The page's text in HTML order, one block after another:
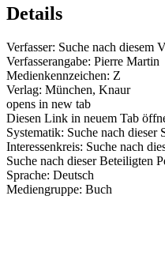
Details
Verfasser: Suche nach diesem
Verfasserangabe: Pierre Martin
Medienkennzeichen: Z
Verlag: München, Knaur
opens in new tab
Diesen Link in neuem Tab
Systematik: Suche nach dieser
Interessenkreis: Suche nach
Suche nach dieser Beteiligten
Sprache: Deutsch
Mediengruppe: Buch